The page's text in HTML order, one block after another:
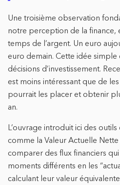
Une troisième observation
notre perception de la finance,
temps de l’argent. Un euro
euro demain. Cette idée
décisions d’investissement.
est moins intéressant que de
pourrait les placer et obtenir
an.
L’ouvrage introduit ici des
comme la Valeur Actuelle
comparer des flux financiers
moments différents en les
calculant leur valeur